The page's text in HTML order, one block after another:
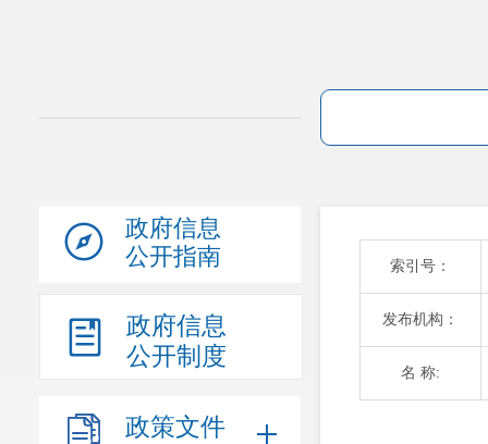
政府信息
公开指南
政府信息
公开制度
政策文件
索引号：
发布机构：
名 称: